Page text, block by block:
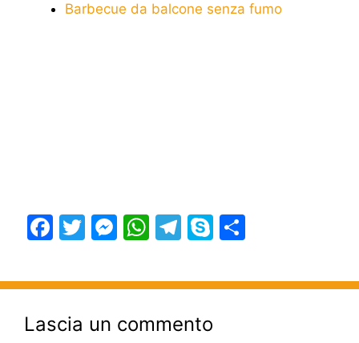
Barbecue da balcone senza fumo
F
c
b
T
itt
M
s
e
W
at
A
T
e
a
S
y ar
Lascia un commento